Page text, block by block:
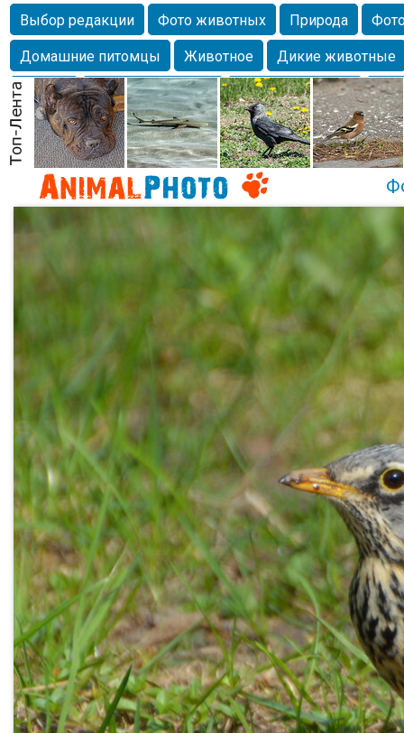
Выбор редакции Фото животных Природа
Домашние питомцы
Животное
Дикие животные
Собаки
Alexanderandronik Млекопитающие
Морда
Собачка Осень Портрет
Домашние
Насекомое
Коты Lebert Дикие птицы Утка